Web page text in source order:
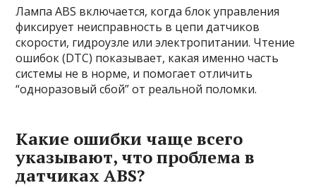
Лампа ABS включается, когда блок управления
фиксирует неисправность в цепи датчиков
скорости, гидроузле или электропитании. Чтение
ошибок (DTC) показывает, какая именно часть
системы не в норме, и помогает отличить
“одноразовый сбой” от реальной поломки.
Какие ошибки чаще всего
указывают, что проблема в
датчиках ABS?